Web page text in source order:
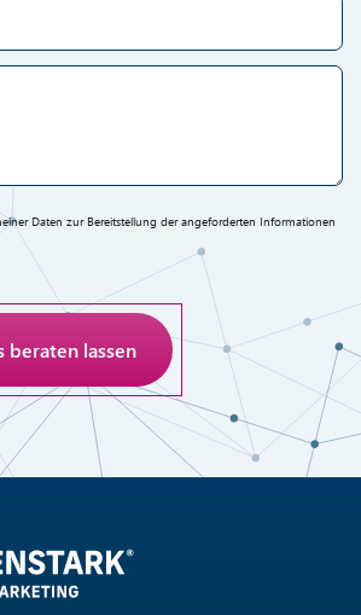
Daten zur Bereitstellung der angeforderten Informationen
klicken